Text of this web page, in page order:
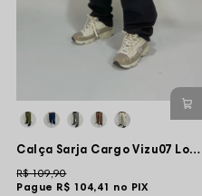
Calça Sarja Cargo Vizu07 Logo Monkey - Preta
Pague R$ 104,41 no PIX
R$ 109,90